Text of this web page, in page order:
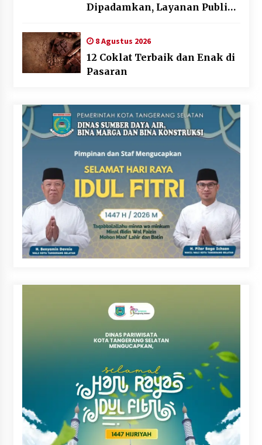
Dipadamkan, Layanan Publik
8 Agustus 2026
12 Coklat Terbaik dan Enak di
Pasaran